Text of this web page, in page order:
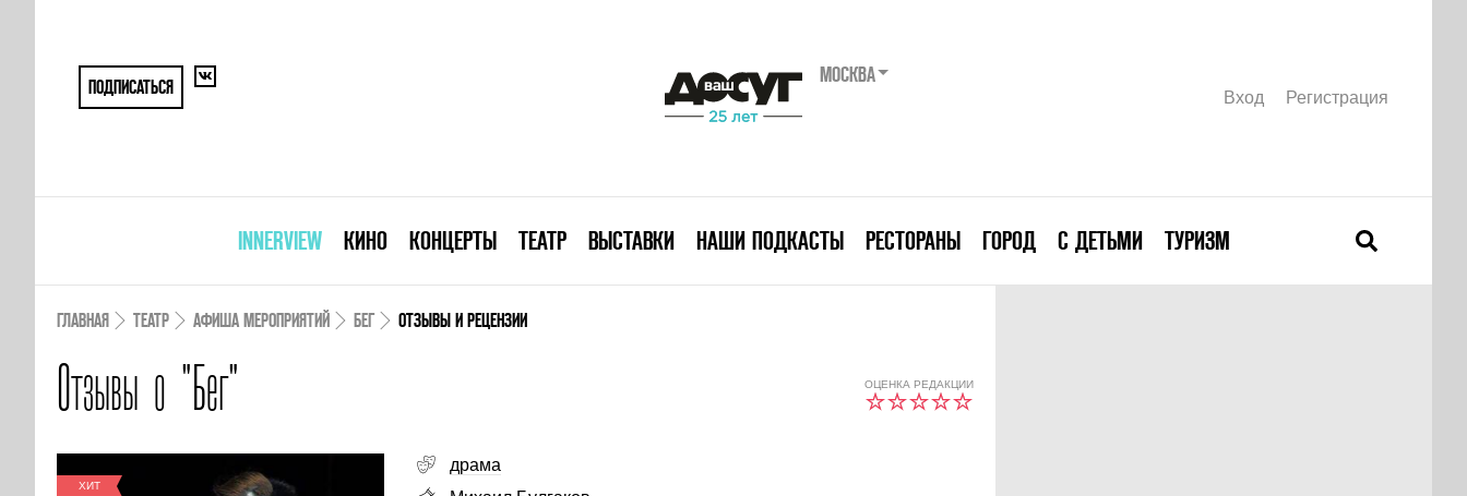
ПОДПИСАТЬСЯ
МОСКВА
Вход Регистрация
INNERVIEW КИНО КОНЦЕРТЫ ТЕАТР ВЫСТАВКИ НАШИ ПОДКАСТЫ РЕСТОРАНЫ ГОРОД С ДЕТЬМИ ТУРИЗМ
ГЛАВНАЯ ТЕАТР АФИША МЕРОПРИЯТИЙ БЕГ ОТЗЫВЫ И РЕЦЕНЗИИ
Отзывы о "Бег" ОЦЕНКА РЕДАКЦИИ
ХИТ
драма